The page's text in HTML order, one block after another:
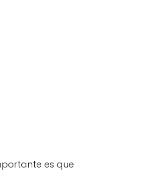
es que